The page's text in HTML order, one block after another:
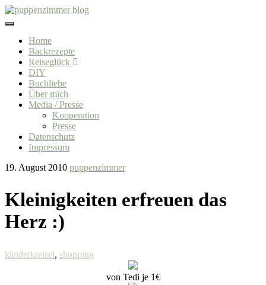
Toggle
navigationHome
Backrezepte
Reiseglück
DIY
Buchliebe
Über mich
Media / Presse
Kooperation
Presse
Datenschutz
Impressum
19. August 2010 puppenzimmer
Kleinigkeiten erfreuen das
Herz :)
kleiderkreisel, shopping
von Tedi je 1€